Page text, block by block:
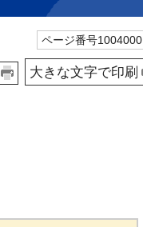
ページ番号1004000
大きな文字で印刷